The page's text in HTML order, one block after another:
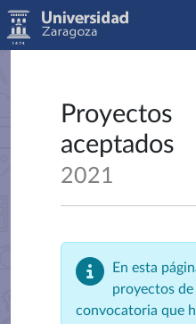
Proyectos
aceptados
2021
En esta
proyectos de
convocatoria que